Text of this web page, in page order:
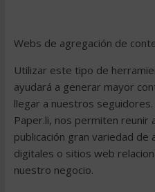
Webs de agregación de
Utilizar este tipo de
ayudará a generar mayor
llegar a nuestros
Paper.li, nos permiten reunir
publicación gran variedad
digitales o sitios web
nuestro negocio.